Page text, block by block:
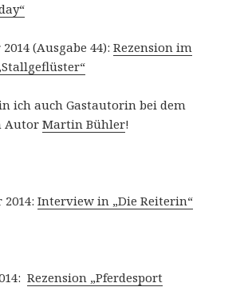
(Ausgabe 44): Rezension im
ich auch Gastautorin bei dem
Autor Martin Bühler!
Interview in „Die Reiterin“
Rezension „Pferdesport